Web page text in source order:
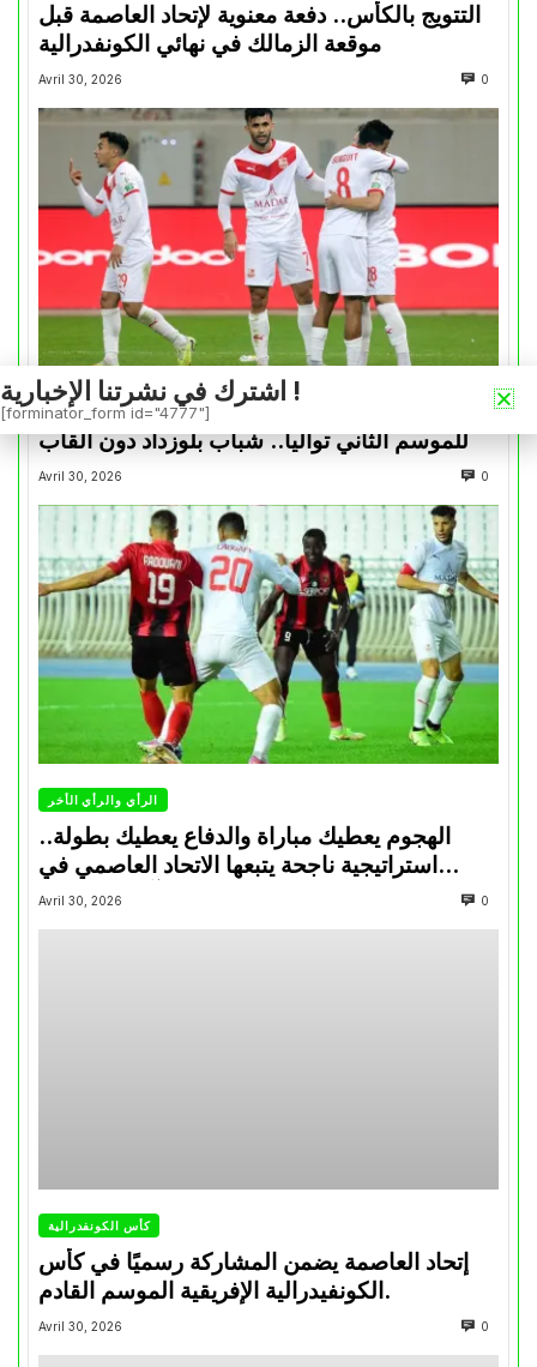
التتويج بالكأس.. دفعة معنوية لإتحاد العاصمة قبل
موقعة الزمالك في نهائي الكونفدرالية
Avril 30, 2026 0
الرأي والرأي الأخر
للموسم الثاني تواليا.. شباب بلوزداد دون ألقاب
Avril 30, 2026 0
الرأي والرأي الأخر
الهجوم يعطيك مباراة والدفاع يعطيك بطولة..
استراتيجية ناجحة يتبعها الاتحاد العاصمي في
تتويجاته آخر السنوات
Avril 30, 2026 0
كأس الكونفدرالية
إتحاد العاصمة يضمن المشاركة رسميًا في كأس
الكونفيدرالية الإفريقية الموسم القادم.
Avril 30, 2026 0
اشترك في نشرتنا الإخبارية !
[forminator_form id="4777"]